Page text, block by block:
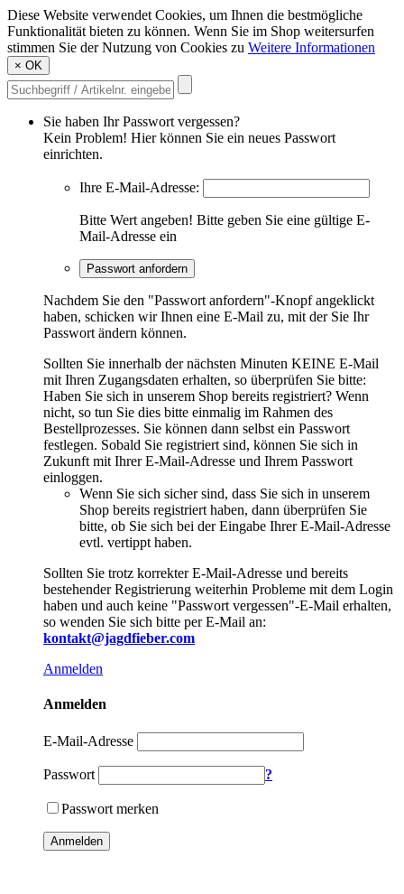
Diese Website verwendet Cookies, um Ihnen die bestmögliche
Funktionalität bieten zu können. Wenn Sie im Shop weitersurfen
stimmen Sie der Nutzung von Cookies zu Weitere Informationen
× OK
Sie haben Ihr Passwort vergessen?
Kein Problem! Hier können Sie ein neues Passwort
einrichten.
Ihre E-Mail-Adresse:
Bitte Wert angeben! Bitte geben Sie eine gültige E-
Mail-Adresse ein
Passwort anfordern
Nachdem Sie den "Passwort anfordern"-Knopf angeklickt
haben, schicken wir Ihnen eine E-Mail zu, mit der Sie Ihr
Passwort ändern können.
Sollten Sie innerhalb der nächsten Minuten KEINE E-Mail
mit Ihren Zugangsdaten erhalten, so überprüfen Sie bitte:
Haben Sie sich in unserem Shop bereits registriert? Wenn
nicht, so tun Sie dies bitte einmalig im Rahmen des
Bestellprozesses. Sie können dann selbst ein Passwort
festlegen. Sobald Sie registriert sind, können Sie sich in
Zukunft mit Ihrer E-Mail-Adresse und Ihrem Passwort
einloggen.
Wenn Sie sich sicher sind, dass Sie sich in unserem
Shop bereits registriert haben, dann überprüfen Sie
bitte, ob Sie sich bei der Eingabe Ihrer E-Mail-Adresse
evtl. vertippt haben.
Sollten Sie trotz korrekter E-Mail-Adresse und bereits
bestehender Registrierung weiterhin Probleme mit dem Login
haben und auch keine "Passwort vergessen"-E-Mail erhalten,
so wenden Sie sich bitte per E-Mail an:
kontakt@jagdfieber.com
Anmelden
Anmelden
E-Mail-Adresse
Passwort ?
Passwort merken
Anmelden